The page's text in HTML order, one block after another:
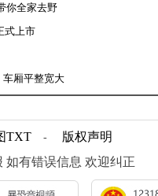
你全家去野
式上市
车厢平整宽大
TXT -
版权声明
如有错误信息 欢迎纠正